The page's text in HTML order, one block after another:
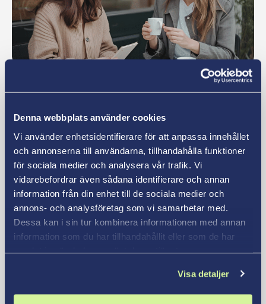
Denna webbplats använder cookies
Vi använder enhetsidentifierare för att anpassa innehållet
och annonserna till användarna, tillhandahålla funktioner
för sociala medier och analysera vår trafik. Vi
vidarebefordrar även sådana identifierare och annan
information från din enhet till de sociala medier och
annons- och analysföretag som vi samarbetar med.
Dessa kan i sin tur kombinera informationen med annan
information som du har tillhandahållit eller som de har
Visa detaljer
Läs mer